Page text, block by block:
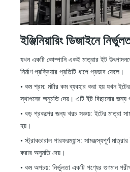
ইঞ্জিনিয়ারিং ডিজাইনে
যখন একটি কোম্পানি একই মাত্রার ইট
নির্মাণ প্রক্রিয়ার প্রতিটি ধাপে প্রভাব ফেলে।
• কম শ্রম: মর্টার কম ব্যবহার করা হয় যখন
স্থাপনের অনুমতি দেয়। এটি ইট বিছানোর জন্য
• বড় প্রকল্পের জন্য খরচ সঞ্চয়: ইটের মাত্রা
হয়।
•স্ট্রাকচারাল পারফরম্যান্স: সামঞ্জস্যপূর্ণ
করার অনুমতি দেয়।
• কম অপচয়: নির্ভুলতা একটি পণ্যের গুণমান